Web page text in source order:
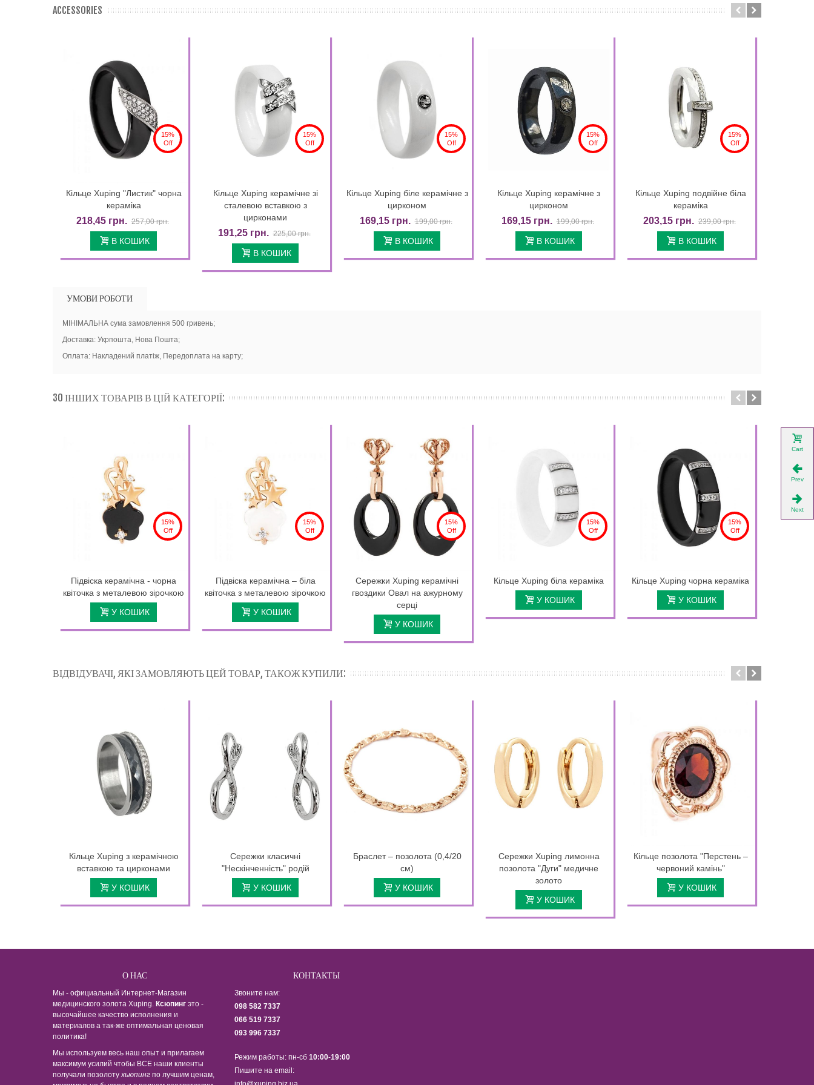
ACCESSORIES
15%
Off
Quick view
Кільце Xuping "Листик" чорна
кераміка
218,45 грн. 257,00 грн.
В КОШИК
15%
Off
Quick view
Кільце Xuping керамічне зі
сталевою вставкою з
цирконами
191,25 грн. 225,00 грн.
В КОШИК
15%
Off
Quick view
Кільце Xuping біле керамічне з
цирконом
169,15 грн. 199,00 грн.
В КОШИК
15%
Off
Quick view
Кільце Xuping керамічне з
цирконом
169,15 грн. 199,00 грн.
В КОШИК
15%
Off
Quick view
Кільце Xuping подвійне біла
кераміка
203,15 грн. 239,00 грн.
В КОШИК
УМОВИ РОБОТИ
МІНІМАЛЬНА сума замовлення 500 гривень;
Доставка: Укрпошта, Нова Пошта;
Оплата: Накладений платіж, Передоплата на карту;
30 ІНШИХ ТОВАРІВ В ЦІЙ КАТЕГОРІЇ:
15%
Off
Підвіска керамічна - чорна
квіточка з металевою зірочкою
У КОШИК
15%
Off
Підвіска керамічна – біла
квіточка з металевою зірочкою
У КОШИК
15%
Off
Сережки Xuping керамічні
гвоздики Овал на ажурному
серці
У КОШИК
15%
Off
Кільце Xuping біла кераміка
У КОШИК
15%
Off
Кільце Xuping чорна кераміка
У КОШИК
ВІДВІДУВАЧІ, ЯКІ ЗАМОВЛЯЮТЬ ЦЕЙ ТОВАР, ТАКОЖ КУПИЛИ:
Кільце Xuping з керамічною
вставкою та цирконами
У КОШИК
Сережки класичні
"Нескінченність" родій
У КОШИК
Браслет – позолота (0,4/20
см)
У КОШИК
Сережки Xuping лимонна
позолота "Дуги" медичне
золото
У КОШИК
Кільце позолота "Перстень –
червоний камінь"
У КОШИК
О НАС
Мы - официальный Интернет-Магазин
медицинского золота Xuping. Ксюпинг это -
высочайшее качество исполнения и
материалов а так-же оптимальная ценовая
политика!
Мы используем весь наш опыт и прилагаем
максимум усилий чтобы ВСЕ наши клиенты
получали позолотухьюпинг по лучшим ценам,
КОНТАКТЫ
Звоните нам:
098 582 7337
066 519 7337
093 996 7337
Режим работы: пн-сб 10:00-19:00
Пишите на email:
Cart
Prev
Next